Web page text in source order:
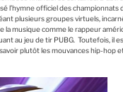
l’hymne officiel des championnats
plusieurs groupes virtuels,
musique comme le rappeur
au jeu de tir PUBG. Toutefois, il
plutôt les mouvances hip-hop